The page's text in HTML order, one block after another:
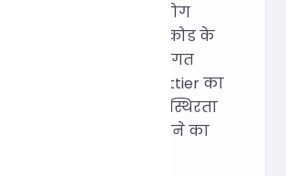
(SCSS पार्सर का उपयोग
उपयोग करता है, जिससे कोड के
को बदले बिना एक सुसंगत
शैली सुनिश्चित होती है। Prettier का
रखरखाव और स्थिरता
टूल के रूप में चुनने का